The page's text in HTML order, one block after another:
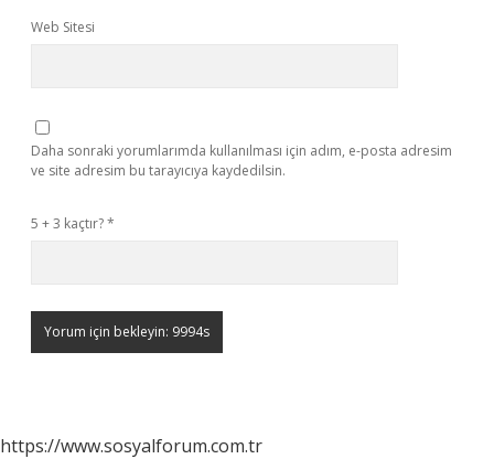
Web Sitesi
Daha sonraki yorumlarımda kullanılması için adım, e-posta adresim
ve site adresim bu tarayıcıya kaydedilsin.
5 + 3 kaçtır?*
https://www.sosyalforum.com.tr